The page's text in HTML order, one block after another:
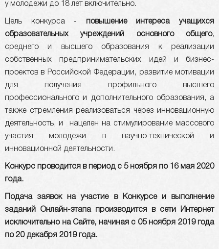
у молодежи до 18 лет включительно.
Цель конкурса -
повышение интереса учащихся
образовательных учреждений основного общего,
среднего и высшего образования к реализации
собственных предпринимательских идей и бизнес-
проектов в Российской Федерации, развитие мотивации
для получения профильного высшего
профессионального и дополнительного образования, а
также стремления реализоваться через инновационную
деятельность, и нацелен на стимулирование массового
участия молодежи в научно-технической и
инновационной деятельности.
Конкурс проводится в период с 5 ноября по 16 мая 2020
года.
Подача заявок на участие в Конкурсе и выполнение
заданий Онлайн-этапа производится в сети Интернет
исключительно на Сайте, начиная с 05 ноября 2019 года
по 20 декабря 2019 года.